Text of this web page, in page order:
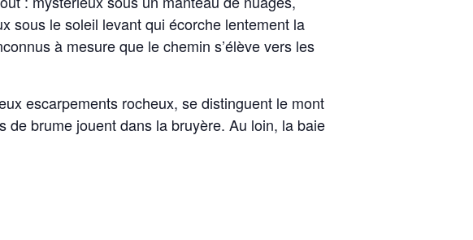
sous le soleil levant qui écorche lentement la
à mesure que le chemin s’élève vers les
escarpements rocheux, se distinguent le mont
de brume jouent dans la bruyère. Au loin, la baie